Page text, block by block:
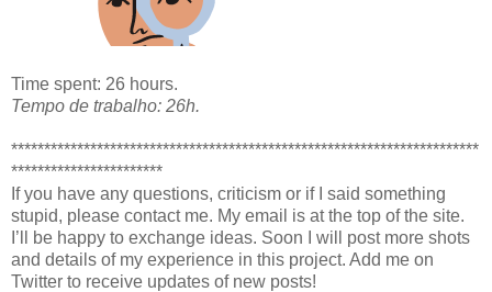
Time spent: 26 hours.
Tempo de trabalho: 26h.
***********************************************************************
***********************
If you have any questions, criticism or if I said something
stupid, please contact me. My email is at the top of the site.
I’ll be happy to exchange ideas. Soon I will post more shots
and details of my experience in this project. Add me on
Twitter to receive updates of new posts!